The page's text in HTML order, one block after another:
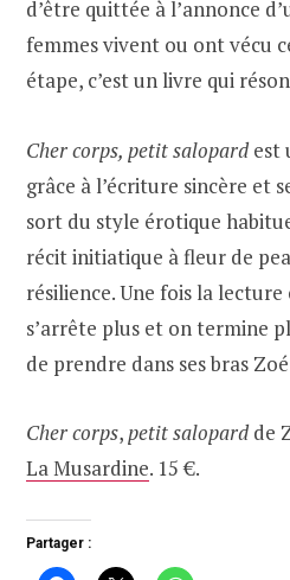
d’être quittée à l’annonce
femmes vivent ou ont vécu
étape, c’est un livre qui
Cher corps, petit salopardest
grâce à l’écriture sincère et
sort du style érotique
récit initiatique à fleur de
résilience. Une fois la
s’arrête plus et on termine
de prendre dans ses bras
Cher corps, petit salopardde
La Musardine. 15 €.
Partager :